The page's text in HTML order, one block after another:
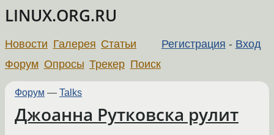
LINUX.ORG.RU
Регистрация - Вход
Новости Галерея Статьи
Форум Опросы Трекер Поиск
Форум — Talks
Джоанна Рутковска рулит